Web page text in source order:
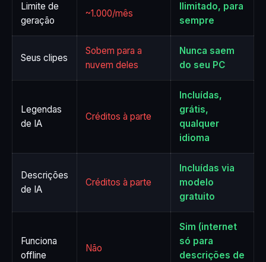
Limite de
geração
~1.000/mês
Ilimitado, para
sempre
Seus clipes
Sobem para a
nuvem deles
Nunca saem
do seu PC
Legendas
de IA
Créditos à parte
Incluídas,
grátis,
qualquer
idioma
Descrições
de IA
Créditos à parte
Incluídas via
modelo
gratuito
Funciona
offline
Não
Sim (internet
só para
descrições de